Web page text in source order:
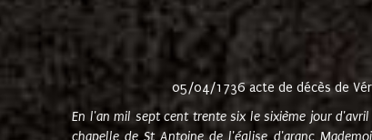
05/04/1736 acte de décès de
En l'an mil sept cent trente six le sixième jour
chapelle de St Antoine de l'église d'aranc